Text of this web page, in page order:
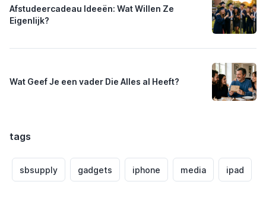
Afstudeercadeau Ideeën: Wat Willen Ze
Eigenlijk?
Wat Geef Je een vader Die Alles al Heeft?
tags
sbsupply gadgets iphone media ipad